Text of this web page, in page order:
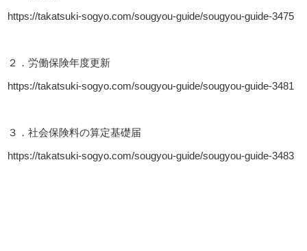
https://takatsuki-sogyo.com/sougyou-guide/sougyou-guide-3475
２．労働保険年度更新
https://takatsuki-sogyo.com/sougyou-guide/sougyou-guide-3481
３．社会保険料の算定基礎届
https://takatsuki-sogyo.com/sougyou-guide/sougyou-guide-3483